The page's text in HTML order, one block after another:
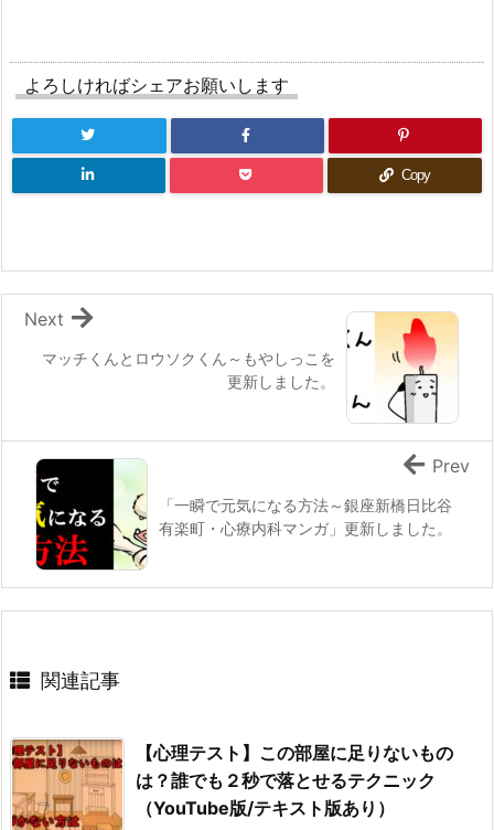
よろしければシェアお願いします
Copy
マッチくんとロウソクくん～もやしっこを
更新しました。
Next
「一瞬で元気になる方法～銀座新橋日比谷
有楽町・心療内科マンガ」更新しました。
Prev
関連記事
【心理テスト】この部屋に足りないもの
は？誰でも２秒で落とせるテクニック
（YouTube版/テキスト版あり）